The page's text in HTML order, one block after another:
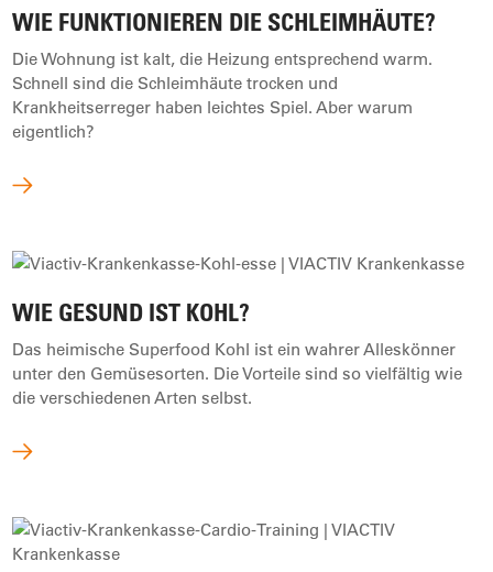
WIE FUNKTIONIEREN DIE SCHLEIMHÄUTE?
Die Wohnung ist kalt, die Heizung entsprechend warm.
Schnell sind die Schleimhäute trocken und
Krankheitserreger haben leichtes Spiel. Aber warum
eigentlich?
WIE GESUND IST KOHL?
Das heimische Superfood Kohl ist ein wahrer Alleskönner
unter den Gemüsesorten. Die Vorteile sind so vielfältig wie
die verschiedenen Arten selbst.